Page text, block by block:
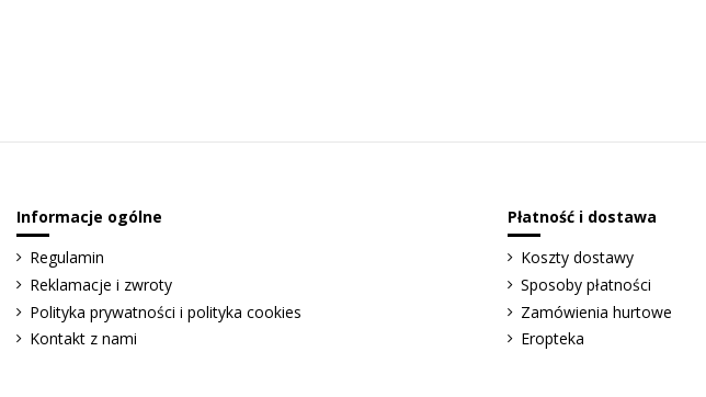
Informacje ogólne
Regulamin
Reklamacje i zwroty
Polityka prywatności i polityka cookies
Kontakt z nami
Płatność i dostawa
Koszty dostawy
Sposoby płatności
Zamówienia hurtowe
Eropteka